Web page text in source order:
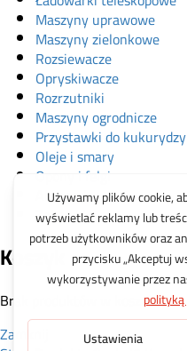
Maszyny uprawowe
Maszyny zielonkowe
Rozsiewacze
Opryskiwacze
Rozrzutniki
Maszyny ogrodnicze
Przystawki do kukurydzy
Oleje i smary
Opony i felgi
Akcesoria
Zabawki
Koszyk
Brak produktów w koszyku.
Zamknij